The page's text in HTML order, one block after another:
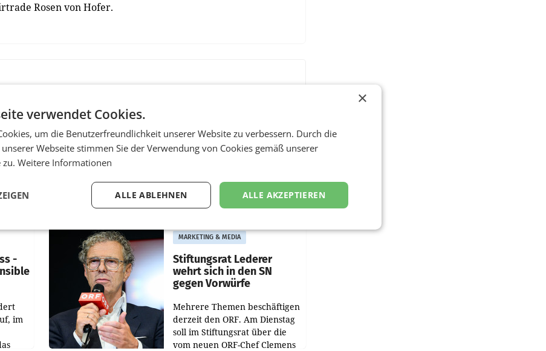
Rosen von Hofer.
-
im
MARKETING & MEDIA
Stiftungsrat Lederer
wehrt sich in den SN
gegen Vorwürfe
Mehrere Themen beschäftigen
derzeit den ORF. Am Dienstag
soll im Stiftungsrat über die
vom neuen ORF-Chef Clemens
×
verwendet Cookies.
um die Benutzerfreundlichkeit unserer Website zu verbessern. Durch die
Webseite stimmen Sie der Verwendung von Cookies gemäß unserer
zu. Weitere Informationen
ALLE AKZEPTIEREN
ALLE ABLEHNEN